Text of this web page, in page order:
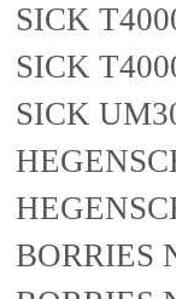
SICK
SICK
SICK
BORRIES